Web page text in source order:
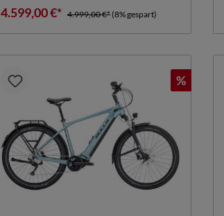
4.599,00 €* 4.999,00 €* (8% gespart)
%